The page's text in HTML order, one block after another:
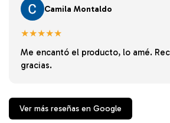
Camila Montaldo
★★★★★
Me encantó el producto, lo amé.
gracias.
Ver más reseñas en Google